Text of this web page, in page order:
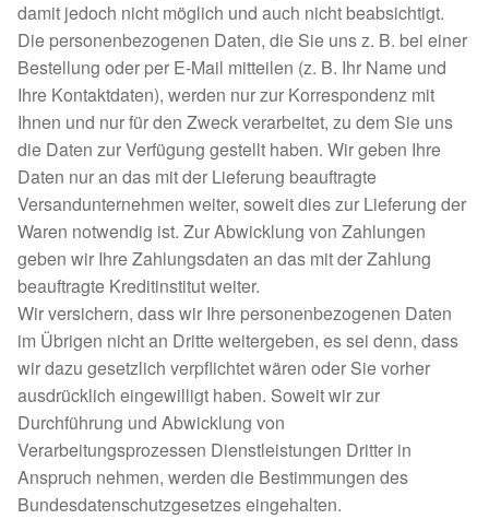
Updates „Hilfe La Linea“
Partnertierheim in Bulgarien
Partnertierheim in Polen
damit jedoch nicht möglich und auch nicht beabsichtigt.
Die personenbezogenen Daten, die Sie uns z. B. bei einer
Bestellung oder per E-Mail mitteilen (z. B. Ihr Name und
Ihre Kontaktdaten), werden nur zur Korrespondenz mit
Ihnen und nur für den Zweck verarbeitet, zu dem Sie uns
die Daten zur Verfügung gestellt haben. Wir geben Ihre
Daten nur an das mit der Lieferung beauftragte
Versandunternehmen weiter, soweit dies zur Lieferung der
Waren notwendig ist. Zur Abwicklung von Zahlungen
geben wir Ihre Zahlungsdaten an das mit der Zahlung
beauftragte Kreditinstitut weiter.
Wir versichern, dass wir Ihre personenbezogenen Daten
im Übrigen nicht an Dritte weitergeben, es sei denn, dass
wir dazu gesetzlich verpflichtet wären oder Sie vorher
ausdrücklich eingewilligt haben. Soweit wir zur
Durchführung und Abwicklung von
Verarbeitungsprozessen Dienstleistungen Dritter in
Anspruch nehmen, werden die Bestimmungen des
Bundesdatenschutzgesetzes eingehalten.